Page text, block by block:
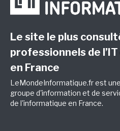
Le site le plus
professionnels de
en France
LeMondeInformatique.fr est
groupe d'information et de
de l'informatique en France.